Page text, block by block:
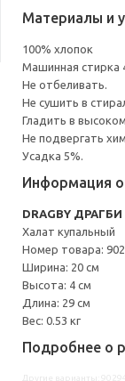
Материалы и
100% хлопок
Машинная стирка
Не отбеливать.
Не сушить в
Гладить в
Не подвергать
Усадка 5%.
Информация
DRAGBY ДРАГБИ
Халат купальный
Номер товара:
Ширина: 20 см
Высота: 4 см
Длина: 29 см
Вес: 0.53 кг
Подробнее о